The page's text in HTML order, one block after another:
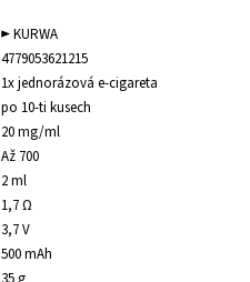
► KURWA
4779053621215
1x jednorázová e-cigareta
po 10-ti kusech
20 mg/ml
Až 700
2 ml
1,7 Ω
3,7 V
500 mAh